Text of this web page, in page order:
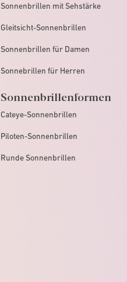
Sonnenbrillen mit Sehstärke
Gleitsicht-Sonnenbrillen
Sonnenbrillen für Damen
Sonnebrillen für Herren
Sonnenbrillenformen
Cateye-Sonnenbrillen
Piloten-Sonnenbrillen
Runde Sonnenbrillen